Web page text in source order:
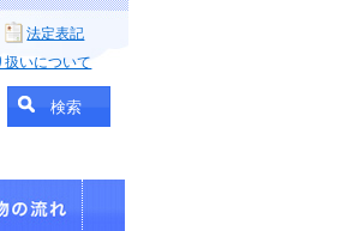
法定表記
いについて